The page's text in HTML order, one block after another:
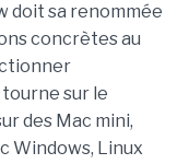
doit sa renommée
concrètes au
sur le
des Mac mini,
Windows, Linux